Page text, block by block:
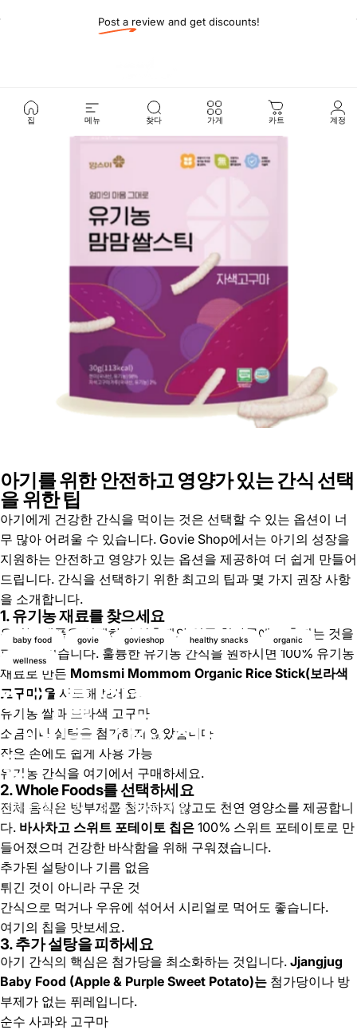
Post a review and get discounts!
집 메뉴 찾다 가게 카트 계정
baby food govie govieshop healthy snacks organic
wellness
아기를 위한 안전하고 영양
가 있는 간식 선택을 위한
팁
11월 08, 2024 Govie Shop의 글
아기를 위한 안전하고 영양가 있는 간식 선택
을 위한 팁
아기에게 건강한 간식을 먹이는 것은 선택할 수 있는 옵션이 너
무 많아 어려울 수 있습니다. Govie Shop에서는 아기의 성장을
지원하는 안전하고 영양가 있는 옵션을 제공하여 더 쉽게 만들어
드립니다. 간식을 선택하기 위한 최고의 팁과 몇 가지 권장 사항
을 소개합니다.
1. 유기농 재료를 찾으세요
유기농 제품을 선택하면 살충제와 인공 첨가물에 노출되는 것을
피할 수 있습니다. 훌륭한 유기농 간식을 원하시면 100% 유기농
재료로 만든 Momsmi Mommom Organic Rice Stick(보라색
고구마)을 시도해 보세요.
유기농 쌀과 보라색 고구마
소금이나 설탕을 첨가하지 않았습니다
작은 손에도 쉽게 사용 가능
유기농 간식을 여기에서 구매하세요.
2. Whole Foods를 선택하세요
전체 음식은 방부제를 첨가하지 않고도 천연 영양소를 제공합니
다. 바사차고 스위트 포테이토 칩은 100% 스위트 포테이토로 만
들어졌으며 건강한 바삭함을 위해 구워졌습니다.
추가된 설탕이나 기름 없음
튀긴 것이 아니라 구운 것
간식으로 먹거나 우유에 섞어서 시리얼로 먹어도 좋습니다.
여기의 칩을 맛보세요.
3. 추가 설탕을 피하세요
아기 간식의 핵심은 첨가당을 최소화하는 것입니다. Jjangjug
Baby Food (Apple & Purple Sweet Potato)는 첨가당이나 방
부제가 없는 퓌레입니다.
순수 사과와 고구마